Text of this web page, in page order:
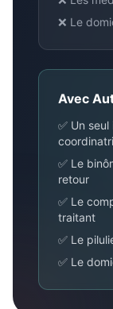
❌ Le
Avec
✅ Un
✅ Le
retour
✅ Le
traitant
✅ Le
✅ Le